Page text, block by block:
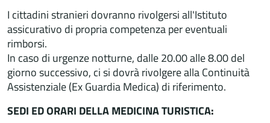
I cittadini stranieri dovranno rivolgersi all'Istituto
assicurativo di propria competenza per eventuali
rimborsi.
In caso di urgenze notturne, dalle 20.00 alle 8.00 del
giorno successivo, ci si dovrà rivolgere alla Continuità
Assistenziale (Ex Guardia Medica) di riferimento.
SEDI ED ORARI DELLA MEDICINA TURISTICA: